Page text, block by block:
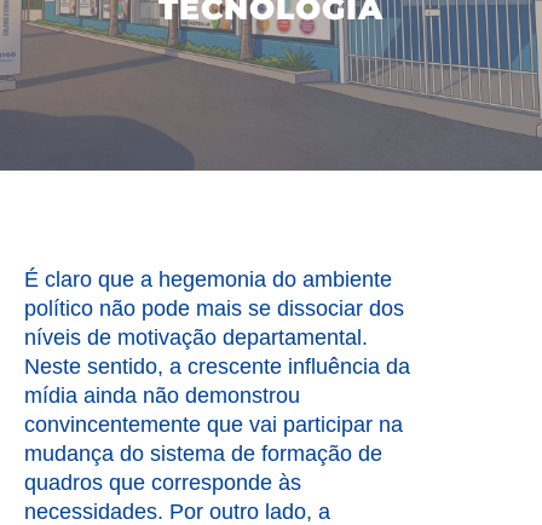
TECNOLOGIA
É claro que a hegemonia do ambiente
político não pode mais se dissociar dos
níveis de motivação departamental.
Neste sentido, a crescente influência da
mídia ainda não demonstrou
convincentemente que vai participar na
mudança do sistema de formação de
quadros que corresponde às
necessidades. Por outro lado, a